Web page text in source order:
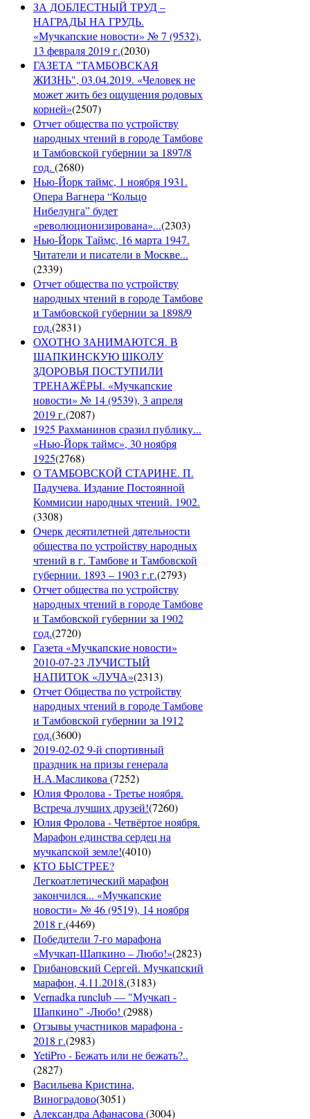
ЗА ДОБЛЕСТНЫЙ ТРУД –
НАГРАДЫ НА ГРУДЬ.
«Мучкапские новости» № 7 (9532),
13 февраля 2019 г.(2030)
ГАЗЕТА "ТАМБОВСКАЯ
ЖИЗНЬ", 03.04.2019. «Человек не
может жить без ощущения родовых
корней»(2507)
Отчет общества по устройству
народных чтений в городе Тамбове
и Тамбовской губернии за 1897/8
год. (2680)
Нью-Йорк таймс, 1 ноября 1931.
Опера Вагнера “Кольцо
Нибелунга” будет
«революционизирована»...(2303)
Нью-Йорк Таймс, 16 марта 1947.
Читатели и писатели в Москве...
(2339)
Отчет общества по устройству
народных чтений в городе Тамбове
и Тамбовской губернии за 1898/9
год.(2831)
ОХОТНО ЗАНИМАЮТСЯ. В
ШАПКИНСКУЮ ШКОЛУ
ЗДОРОВЬЯ ПОСТУПИЛИ
ТРЕНАЖЁРЫ. «Мучкапские
новости» № 14 (9539), 3 апреля
2019 г.(2087)
1925 Рахманинов сразил публику...
«Нью-Йорк таймс», 30 ноября
1925(2768)
О ТАМБОВСКОЙ СТАРИНЕ. П.
Падучева. Издание Постоянной
Коммисии народных чтений. 1902.
(3308)
Очерк десятилетней дятельности
общества по устройству народных
чтений в г. Тамбове и Тамбовской
губернии. 1893 – 1903 г.г.(2793)
Отчет общества по устройству
народных чтений в городе Тамбове
и Тамбовской губернии за 1902
год.(2720)
Газета «Мучкапские новости»
2010-07-23 ЛУЧИСТЫЙ
НАПИТОК «ЛУЧА»(2313)
Отчет Общества по устройству
народных чтений в городе Тамбове
и Тамбовской губернии за 1912
год.(3600)
2019-02-02 9-й спортивный
праздник на призы генерала
Н.А.Масликова(7252)
Юлия Фролова - Третье ноября.
Встреча лучших друзей!(7260)
Юлия Фролова - Четвёртое ноября.
Марафон единства сердец на
мучкапской земле!(4010)
КТО БЫСТРЕЕ?
Легкоатлетический марафон
закончился... «Мучкапские
новости» № 46 (9519), 14 ноября
2018 г.(4469)
Победители 7-го марафона
«Мучкап-Шапкино – Любо!»(2823)
Грибановский Сергей. Мучкапский
марафон, 4.11.2018.(3183)
Vernadka runclub — "Мучкап -
Шапкино" -Любо! (2988)
Отзывы участников марафона -
2018 г.(2983)
YetiPro - Бежать или не бежать?..
(2827)
Васильева Кристина,
Виноградово(3051)
Александра Афанасова(3004)